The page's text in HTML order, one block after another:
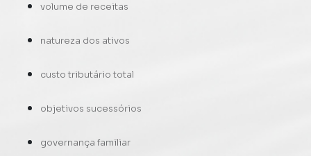
volume de receitas
natureza dos ativos
custo tributário total
objetivos sucessórios
governança familiar